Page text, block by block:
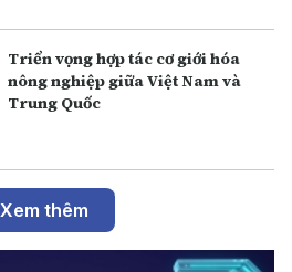
Triển vọng hợp tác cơ giới hóa
nông nghiệp giữa Việt Nam và
Trung Quốc
Xem thêm